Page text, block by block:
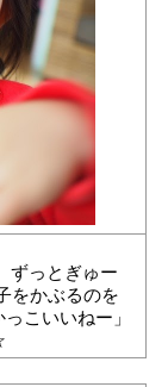
ずっとぎゅー
をかぶるのを
こいいねー」